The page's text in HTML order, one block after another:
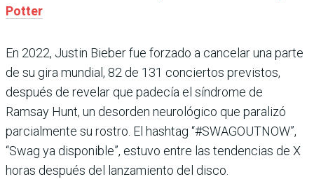
Potter
En 2022, Justin Bieber fue forzado a cancelar una parte
de su gira mundial, 82 de 131 conciertos previstos,
después de revelar que padecía el síndrome de
Ramsay Hunt, un desorden neurológico que paralizó
parcialmente su rostro. El hashtag “#SWAGOUTNOW”,
“Swag ya disponible”, estuvo entre las tendencias de X
horas después del lanzamiento del disco.